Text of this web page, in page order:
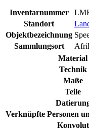
Inventarnummer
Standort
Objektbezeichnung
Sammlungsort
Material
Technik
Maße
Teile
Verknüpfte Personen
Konvolut